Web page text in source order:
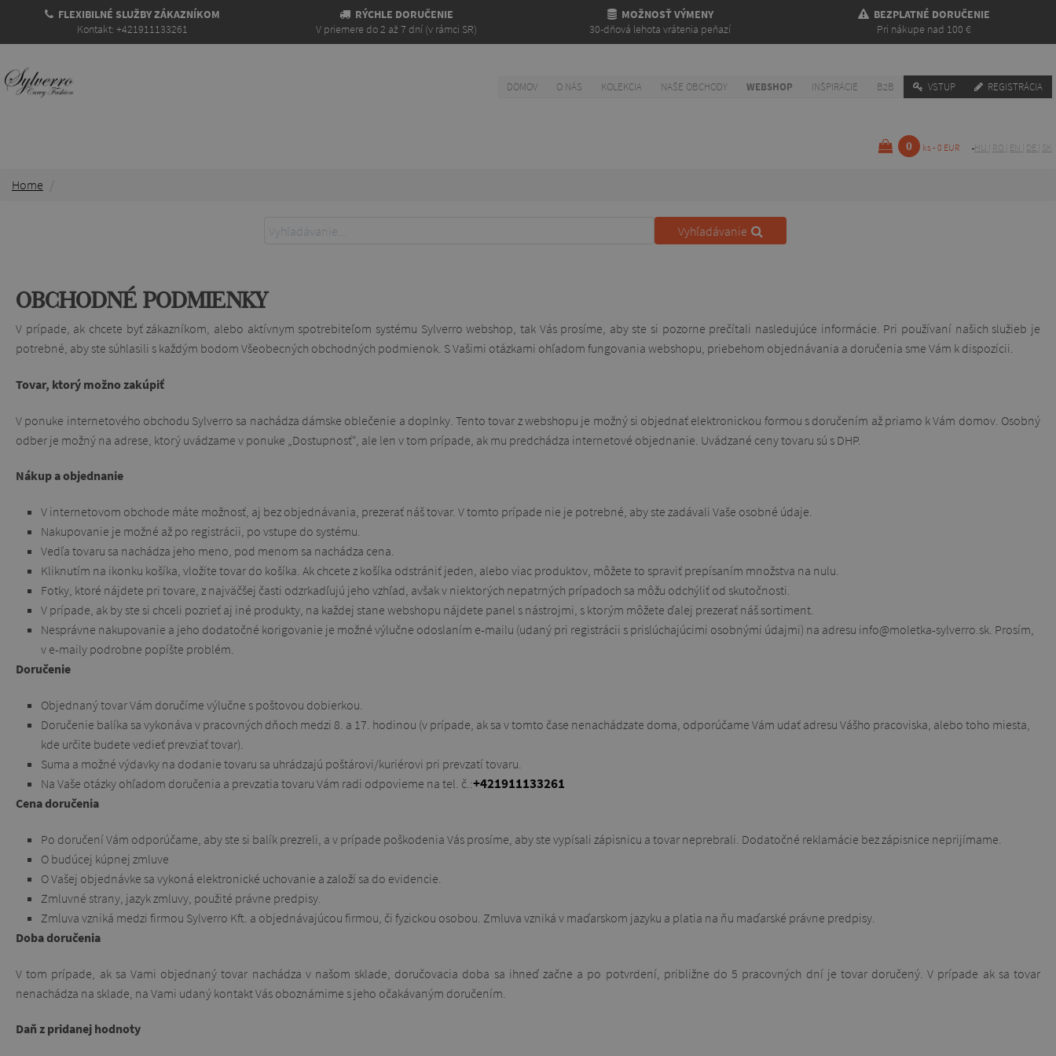
FLEXIBILNÉ SLUŽBY ZÁKAZNÍKOM
Kontakt: +421911133261
RÝCHLE DORUČENIE
V priemere do 2 až 7 dní (v rámci SR)
MOŽNOSŤ VÝMENY
30-dňová lehota vrátenia peňazí
BEZPLATNÉ DORUČENIE
Pri nákupe nad 100 €
DOMOV O NÁS KOLEKCIA NAŠE OBCHODY WEBSHOP INŠPIRÁCIE B2B VSTUP REGISTRÁCIA
0 ks - 0 EUR HU RO EN DE SK
Home
Vyhľadávanie
OBCHODNÉ PODMIENKY
V prípade, ak chcete byť zákazníkom, alebo aktívnym spotrebiteľom systému Sylverro webshop, tak Vás prosíme, aby ste si pozorne prečítali nasledujúce informácie. Pri používaní našich služieb je
potrebné, aby ste súhlasili s každým bodom Všeobecných obchodných podmienok. S Vašimi otázkami ohľadom fungovania webshopu, priebehom objednávania a doručenia sme Vám k dispozícii.
Tovar, ktorý možno zakúpiť
V ponuke internetového obchodu Sylverro sa nachádza dámske oblečenie a doplnky. Tento tovar z webshopu je možný si objednať elektronickou formou s doručením až priamo k Vám domov. Osobný
odber je možný na adrese, ktorý uvádzame v ponuke „Dostupnosť“, ale len v tom prípade, ak mu predchádza internetové objednanie. Uvádzané ceny tovaru sú s DHP.
Nákup a objednanie
V internetovom obchode máte možnosť, aj bez objednávania, prezerať náš tovar. V tomto prípade nie je potrebné, aby ste zadávali Vaše osobné údaje.
Nakupovanie je možné až po registrácii, po vstupe do systému.
Vedľa tovaru sa nachádza jeho meno, pod menom sa nachádza cena.
Kliknutím na ikonku košíka, vložíte tovar do košíka. Ak chcete z košíka odstrániť jeden, alebo viac produktov, môžete to spraviť prepísaním množstva na nulu.
Fotky, ktoré nájdete pri tovare, z najväčšej časti odzrkadľujú jeho vzhľad, avšak v niektorých nepatrných prípadoch sa môžu odchýliť od skutočnosti.
V prípade, ak by ste si chceli pozrieť aj iné produkty, na každej stane webshopu nájdete panel s nástrojmi, s ktorým môžete ďalej prezerať náš sortiment.
Nesprávne nakupovanie a jeho dodatočné korigovanie je možné výlučne odoslaním e-mailu (udaný pri registrácii s prislúchajúcimi osobnými údajmi) na adresu info@moletka-sylverro.sk. Prosím,
v e-maily podrobne popíšte problém.
Doručenie
Objednaný tovar Vám doručíme výlučne s poštovou dobierkou.
Doručenie balíka sa vykonáva v pracovných dňoch medzi 8. a 17. hodinou (v prípade, ak sa v tomto čase nenachádzate doma, odporúčame Vám udať adresu Vášho pracoviska, alebo toho miesta,
kde určite budete vedieť prevziať tovar).
Suma a možné výdavky na dodanie tovaru sa uhrádzajú poštárovi/kuriérovi pri prevzatí tovaru.
Na Vaše otázky ohľadom doručenia a prevzatia tovaru Vám radi odpovieme na tel. č.:+421911133261
Cena doručenia
Po doručení Vám odporúčame, aby ste si balík prezreli, a v prípade poškodenia Vás prosíme, aby ste vypísali zápisnicu a tovar neprebrali. Dodatočné reklamácie bez zápisnice neprijímame.
O budúcej kúpnej zmluve
O Vašej objednávke sa vykoná elektronické uchovanie a založí sa do evidencie.
Zmluvné strany, jazyk zmluvy, použité právne predpisy.
Zmluva vzniká medzi firmou Sylverro Kft. a objednávajúcou firmou, či fyzickou osobou. Zmluva vzniká v maďarskom jazyku a platia na ňu maďarské právne predpisy.
Doba doručenia
V tom prípade, ak sa Vami objednaný tovar nachádza v našom sklade, doručovacia doba sa ihneď začne a po potvrdení, približne do 5 pracovných dní je tovar doručený. V prípade ak sa tovar
nenachádza na sklade, na Vami udaný kontakt Vás oboznámime s jeho očakávaným doručením.
Daň z pridanej hodnoty